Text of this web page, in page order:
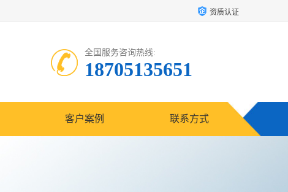
资质认证
全国服务咨询热线:
18705135651
客户案例 联系方式